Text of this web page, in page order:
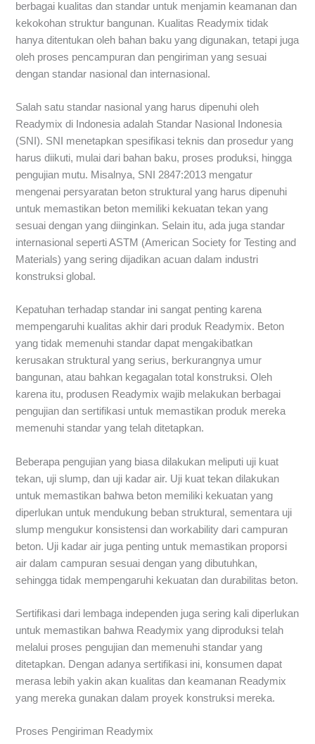
berbagai kualitas dan standar untuk menjamin keamanan dan
kekokohan struktur bangunan. Kualitas Readymix tidak
hanya ditentukan oleh bahan baku yang digunakan, tetapi juga
oleh proses pencampuran dan pengiriman yang sesuai
dengan standar nasional dan internasional.
Salah satu standar nasional yang harus dipenuhi oleh
Readymix di Indonesia adalah Standar Nasional Indonesia
(SNI). SNI menetapkan spesifikasi teknis dan prosedur yang
harus diikuti, mulai dari bahan baku, proses produksi, hingga
pengujian mutu. Misalnya, SNI 2847:2013 mengatur
mengenai persyaratan beton struktural yang harus dipenuhi
untuk memastikan beton memiliki kekuatan tekan yang
sesuai dengan yang diinginkan. Selain itu, ada juga standar
internasional seperti ASTM (American Society for Testing and
Materials) yang sering dijadikan acuan dalam industri
konstruksi global.
Kepatuhan terhadap standar ini sangat penting karena
mempengaruhi kualitas akhir dari produk Readymix. Beton
yang tidak memenuhi standar dapat mengakibatkan
kerusakan struktural yang serius, berkurangnya umur
bangunan, atau bahkan kegagalan total konstruksi. Oleh
karena itu, produsen Readymix wajib melakukan berbagai
pengujian dan sertifikasi untuk memastikan produk mereka
memenuhi standar yang telah ditetapkan.
Beberapa pengujian yang biasa dilakukan meliputi uji kuat
tekan, uji slump, dan uji kadar air. Uji kuat tekan dilakukan
untuk memastikan bahwa beton memiliki kekuatan yang
diperlukan untuk mendukung beban struktural, sementara uji
slump mengukur konsistensi dan workability dari campuran
beton. Uji kadar air juga penting untuk memastikan proporsi
air dalam campuran sesuai dengan yang dibutuhkan,
sehingga tidak mempengaruhi kekuatan dan durabilitas beton.
Sertifikasi dari lembaga independen juga sering kali diperlukan
untuk memastikan bahwa Readymix yang diproduksi telah
melalui proses pengujian dan memenuhi standar yang
ditetapkan. Dengan adanya sertifikasi ini, konsumen dapat
merasa lebih yakin akan kualitas dan keamanan Readymix
yang mereka gunakan dalam proyek konstruksi mereka.
Proses Pengiriman Readymix